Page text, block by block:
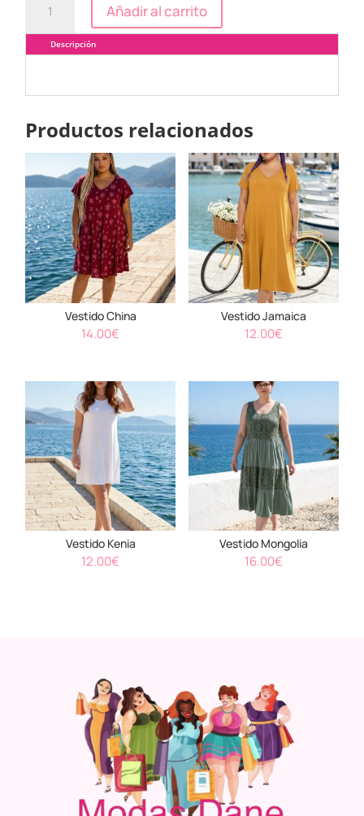
Líbano
Añadir al carrito
Descripción
Productos relacionados
Vestido China
14.00€
Vestido Jamaica
12.00€
Vestido Kenia
12.00€
Vestido Mongolia
16.00€